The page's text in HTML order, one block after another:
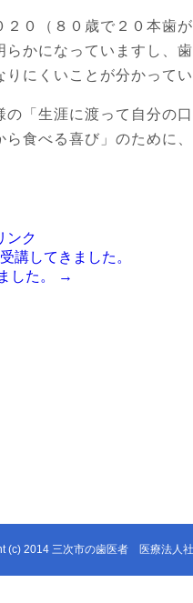
２０（８０歳で２０本歯
らかになっていますし、
りにくいことが分かって
の「生涯に渡って自分の
ら食べる喜び」のために
ンク
講してきました。
した。
→
(c) 2014 三次市の歯医者 医療法人